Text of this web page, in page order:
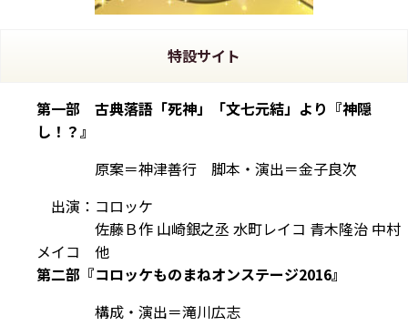
特設サイト
第一部 古典落語「死神」「文七元結」より『神隠
し！？』
原案＝神津善行 脚本・演出＝金子良次
出演：コロッケ
佐藤Ｂ作 山崎銀之丞 水町レイコ 青木隆治 中村
メイコ 他
第二部『コロッケものまねオンステージ2016』
構成・演出＝滝川広志